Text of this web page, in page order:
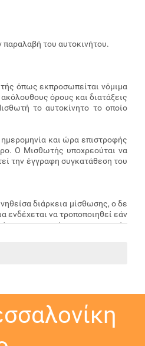
παραλαβή του αυτοκινήτου.
όπως εκπροσωπείται νόμιμα
όρους και διατάξεις
το αυτοκίνητο το οποίο
και ώρα επιστροφής
Ο Μισθωτής υποχρεούται να
την έγγραφη συγκατάθεση του
διάρκεια μίσθωσης, ο δε
ενδέχεται να τροποποιηθεί εάν
εκ των προτέρων με το παρόν
και όχι περιοριστικά στο